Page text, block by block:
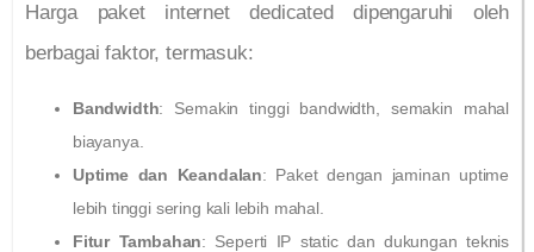
Harga paket internet dedicated dipengaruhi oleh
berbagai faktor, termasuk:
Bandwidth: Semakin tinggi bandwidth, semakin mahal
biayanya.
Uptime dan Keandalan: Paket dengan jaminan uptime
lebih tinggi sering kali lebih mahal.
Fitur Tambahan: Seperti IP static dan dukungan teknis